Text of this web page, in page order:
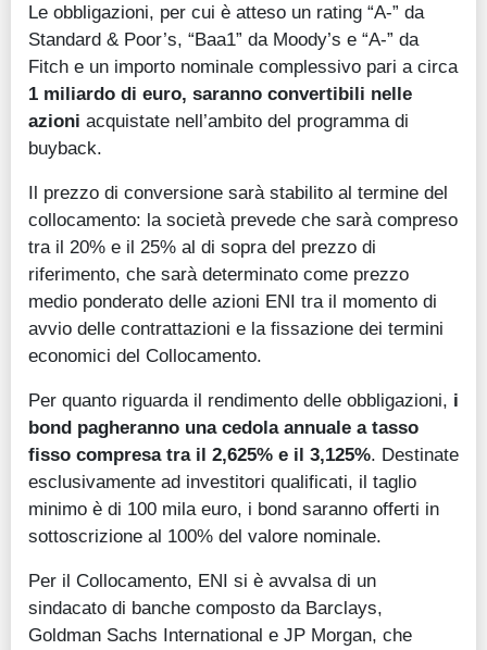
Le obbligazioni, per cui è atteso un rating “A-” da
Standard & Poor’s, “Baa1” da Moody’s e “A-” da
Fitch e un importo nominale complessivo pari a circa
1 miliardo di euro, saranno convertibili nelle
azioni acquistate nell’ambito del programma di
buyback.
Il prezzo di conversione sarà stabilito al termine del
collocamento: la società prevede che sarà compreso
tra il 20% e il 25% al di sopra del prezzo di
riferimento, che sarà determinato come prezzo
medio ponderato delle azioni ENI tra il momento di
avvio delle contrattazioni e la fissazione dei termini
economici del Collocamento.
Per quanto riguarda il rendimento delle obbligazioni, i
bond pagheranno una cedola annuale a tasso
fisso compresa tra il 2,625% e il 3,125%. Destinate
esclusivamente ad investitori qualificati, il taglio
minimo è di 100 mila euro, i bond saranno offerti in
sottoscrizione al 100% del valore nominale.
Per il Collocamento, ENI si è avvalsa di un
sindacato di banche composto da Barclays,
Goldman Sachs International e JP Morgan, che